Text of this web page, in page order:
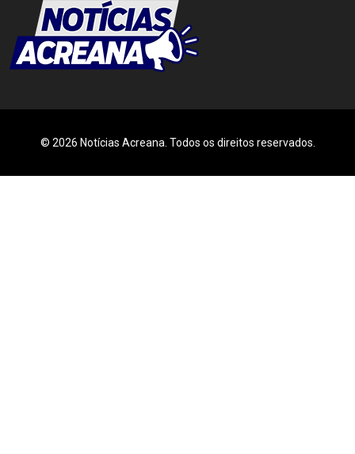
© 2026 Notícias Acreana. Todos os direitos reservados.